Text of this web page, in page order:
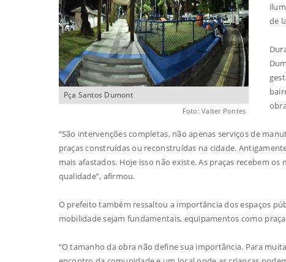
Pça Santos Dumont
Foto: Valter Pontes
de
“São intervenções completas, não apenas serviços de
praças construídas ou reconstruídas na cidade.
mais afastados. Hoje isso não existe. As praças recebem
qualidade”, afirmou.
O prefeito também ressaltou a importância dos espaços
mobilidade sejam fundamentais, equipamentos como
“O tamanho da obra não define sua importância. Para